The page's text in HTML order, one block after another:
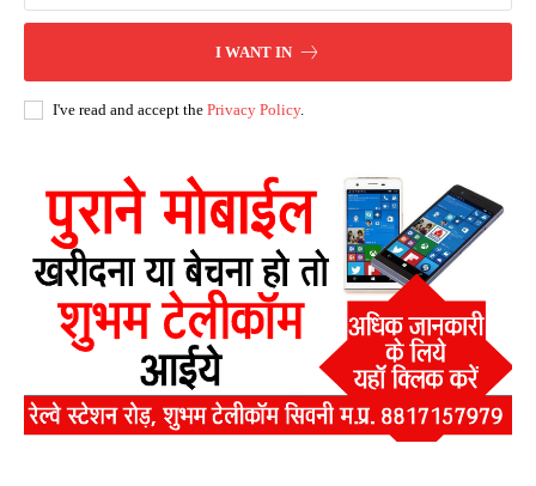
I WANT IN
I've read and accept the Privacy Policy.